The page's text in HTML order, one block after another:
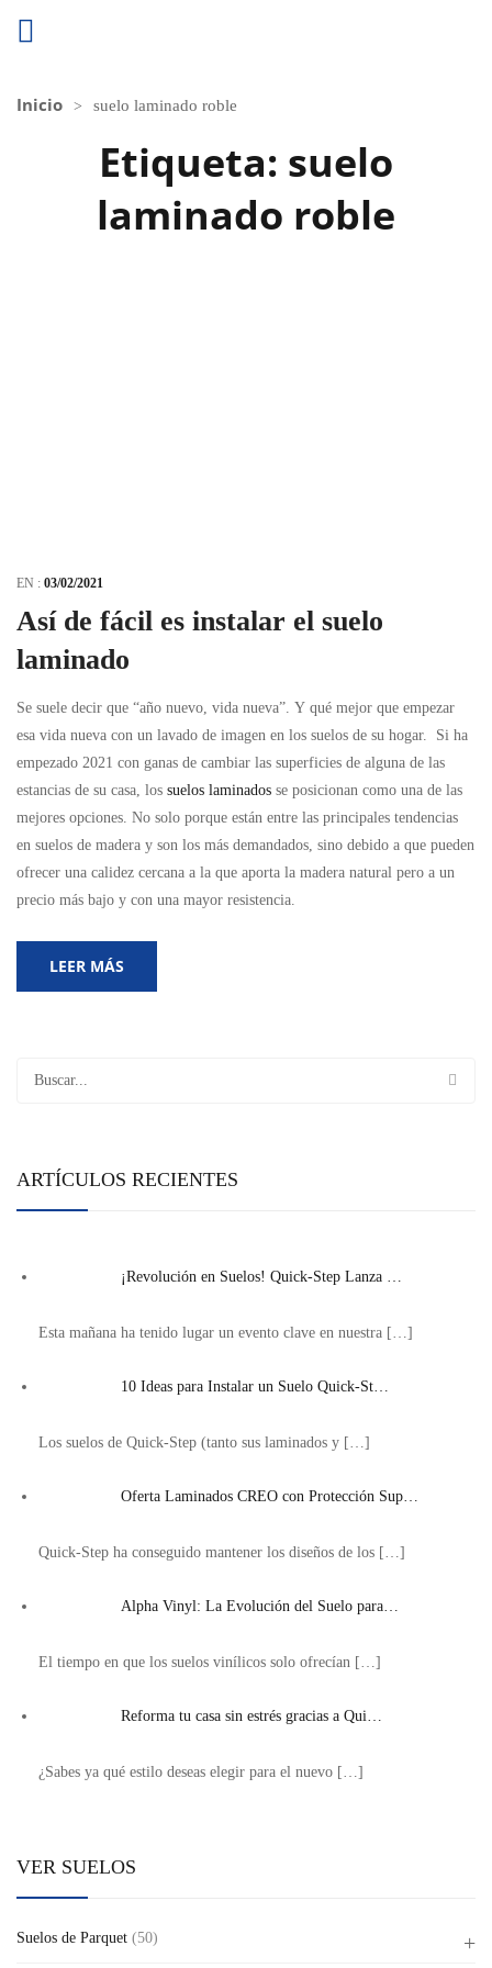
Inicio suelo laminado roble
Etiqueta: suelo
laminado roble
EN : 03/02/2021
Así de fácil es instalar el suelo
laminado
Se suele decir que “año nuevo, vida nueva”. Y qué mejor que empezar
esa vida nueva con un lavado de imagen en los suelos de su hogar. Si ha
empezado 2021 con ganas de cambiar las superficies de alguna de las
estancias de su casa, los suelos laminados se posicionan como una de las
mejores opciones. No solo porque están entre las principales tendencias
en suelos de madera y son los más demandados, sino debido a que pueden
ofrecer una calidez cercana a la que aporta la madera natural pero a un
precio más bajo y con una mayor resistencia.
LEER MÁS
ARTÍCULOS RECIENTES
¡Revolución en Suelos! Quick-Step Lanza …
Esta mañana ha tenido lugar un evento clave en nuestra […]
10 Ideas para Instalar un Suelo Quick-St…
Los suelos de Quick-Step (tanto sus laminados y […]
Oferta Laminados CREO con Protección Sup…
Quick-Step ha conseguido mantener los diseños de los […]
Alpha Vinyl: La Evolución del Suelo para…
El tiempo en que los suelos vinílicos solo ofrecían […]
Reforma tu casa sin estrés gracias a Qui…
¿Sabes ya qué estilo deseas elegir para el nuevo […]
VER SUELOS
Suelos de Parquet (50)